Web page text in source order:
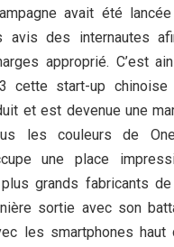
avait été
avis des internautes
approprié. C’est
cette start-up
et est devenue une
les couleurs de
une place
grands fabricants de
sortie avec son
les smartphones